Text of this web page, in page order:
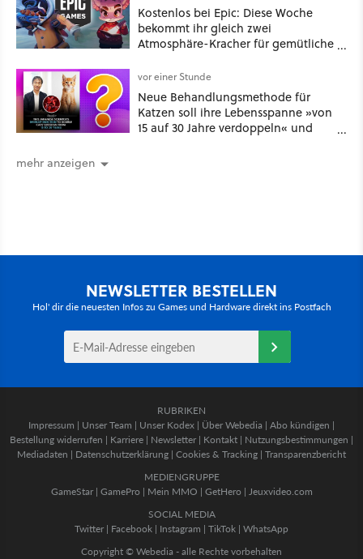
Kostenlos bei Epic: Diese Woche
bekommt ihr gleich zwei
Atmosphäre-Kracher für gemütliche
vor einer Stunde
Neue Behandlungsmethode für
Katzen soll ihre Lebensspanne »von
15 auf 30 Jahre verdoppeln« und
mehr anzeigen
NEWSLETTER BESTELLEN
Hol' dir die neuesten Infos zu Games und Hardware direkt ins Postfach
RUBRIKEN
Impressum | Unser Team | Unser Kodex | Über Webedia | Abo kündigen |
Bestellung widerrufen | Karriere | Newsletter | Kontakt | Nutzungsbestimmungen |
Mediadaten | Datenschutzerklärung | Cookies & Tracking | Transparenzbericht
MEDIENGRUPPE
GameStar| GamePro | Mein MMO | GetHero | Jeuxvideo.com
SOCIAL MEDIA
Twitter | Facebook | Instagram | TikTok | WhatsApp
Copyright © Webedia - alle Rechte vorbehalten